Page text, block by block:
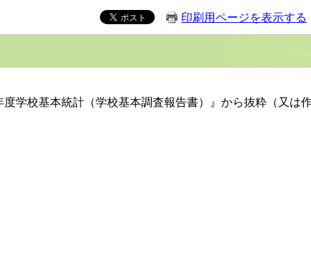
印刷用ページを表示する
学校基本統計（学校基本調査報告書）』から抜粋（又は